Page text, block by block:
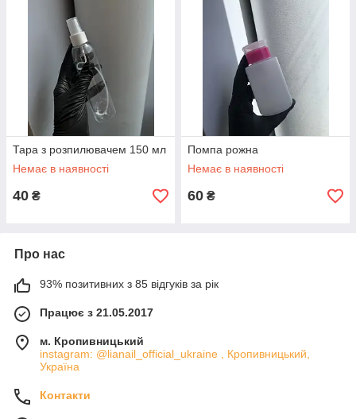
Тара з розпилювачем 150 мл
Немає в наявності
40 ₴
Помпа рожна
Немає в наявності
60 ₴
Про нас
93% позитивних з 85 відгуків за рік
Працює з 21.05.2017
м. Кропивницький
instagram: @lianail_official_ukraine , Кропивницький,
Україна
Контакти